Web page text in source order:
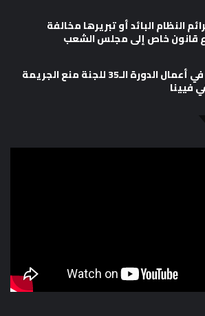
النظام البائد أو تبريرها مخالفة
قانون خاص إلى مجلس الشعب
وزارة العدل تشارك في أعمال الدورة الـ35 للجنة منع الجريمة
فيينا